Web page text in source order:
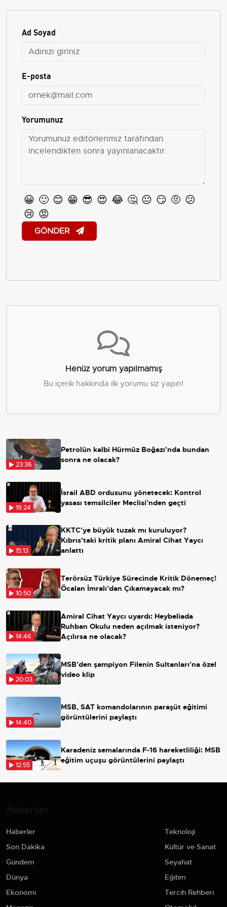
Ad Soyad
E-posta
Yorumunuz
😀 🙂 😊 😁 😎 😍 😂 🤔 😐 😏 🤨 😕
😢 😡
GÖNDER
Henüz yorum yapılmamış
Bu içerik hakkında ilk yorumu siz yapın!
23:36
Petrolün kalbi Hürmüz Boğazı'nda bundan
sonra ne olacak?
19:24
İsrail ABD ordusunu yönetecek: Kontrol
yasası temsilciler Meclisi’nden geçti
15:13
KKTC'ye büyük tuzak mı kuruluyor?
Kıbrıs'taki kritik planı Amiral Cihat Yaycı
anlattı
10:50
Terörsüz Türkiye Sürecinde Kritik Dönemeç!
Öcalan İmralı'dan Çıkamayacak mı?
14:46
Amiral Cihat Yaycı uyardı: Heybeliada
Ruhban Okulu neden açılmak isteniyor?
Açılırsa ne olacak?
20:03
MSB'den şampiyon Filenin Sultanları'na özel
video klip
14:40
MSB, SAT komandolarının paraşüt eğitimi
görüntülerini paylaştı
12:55
Karadeniz semalarında F-16 hareketliliği: MSB
eğitim uçuşu görüntülerini paylaştı
Haberler
Son Dakika
Gündem
Dünya
Ekonomi
Teknoloji
Kültür ve Sanat
Seyahat
Eğitim
Tercih Rehberi